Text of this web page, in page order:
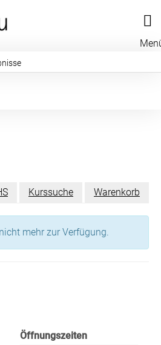
Kurssuche Warenkorb
mehr zur Verfügung.
Öffnungszeiten